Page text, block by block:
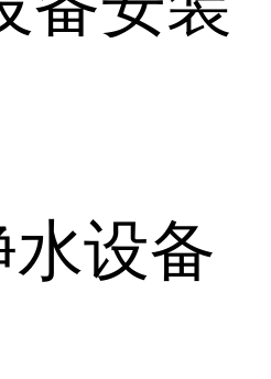
水设备